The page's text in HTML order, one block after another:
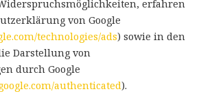
erfahren
von Google
technologies/ads) sowie in den
Darstellung von
durch Google
authenticated).